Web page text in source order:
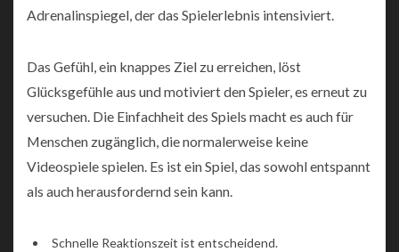
Adrenalinspiegel, der das Spielerlebnis intensiviert.
Das Gefühl, ein knappes Ziel zu erreichen, löst
Glücksgefühle aus und motiviert den Spieler, es erneut zu
versuchen. Die Einfachheit des Spiels macht es auch für
Menschen zugänglich, die normalerweise keine
Videospiele spielen. Es ist ein Spiel, das sowohl entspannt
als auch herausfordernd sein kann.
Schnelle Reaktionszeit ist entscheidend.